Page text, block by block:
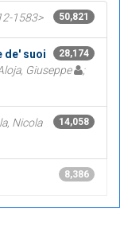
50,821
1583>
28,174
de' suoi
Giuseppe
;
14,058
Nicola
8,386